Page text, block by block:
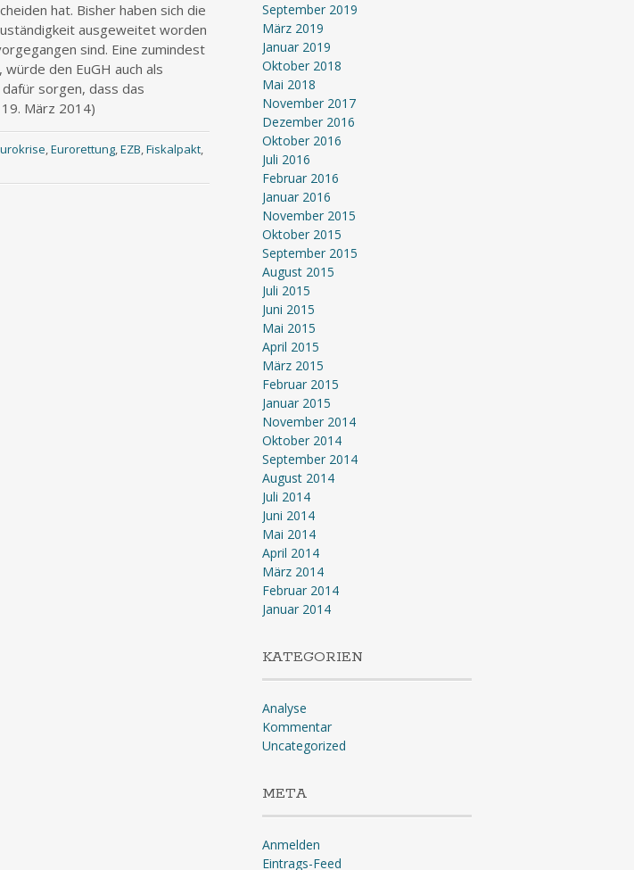
hat. Bisher haben sich die
ausgeweitet worden
sind. Eine zumindest
den EuGH auch als
sorgen, dass das
März 2014)
,Eurorettung,EZB,Fiskalpakt,
September 2019
März 2019
Januar 2019
Oktober 2018
Mai 2018
November 2017
Dezember 2016
Oktober 2016
Juli 2016
Februar 2016
Januar 2016
November 2015
Oktober 2015
September 2015
August 2015
Juli 2015
Juni 2015
Mai 2015
April 2015
März 2015
Februar 2015
Januar 2015
November 2014
Oktober 2014
September 2014
August 2014
Juli 2014
Juni 2014
Mai 2014
April 2014
März 2014
Februar 2014
Januar 2014
KATEGORIEN
Analyse
Kommentar
Uncategorized
META
Anmelden
Eintrags-Feed